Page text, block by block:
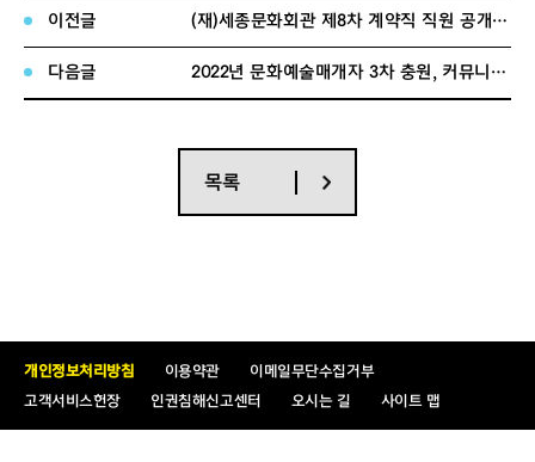
○ 역량/심층 면접 : 2022.11.17.(목) 14:00 (※ 대기시간 및 장소
개별 문자 안내)
○
평가항목 : 직무역량(30점), 필요지식 및 기술(40점), 의사
소통 및 태도(30점)
(※ 산술평균 86점 이상인 자 중 고득점자 순 예비합격자 2
니다.
이전글 (재)세종문화회관 제8차 계약직 직원 공개채용 면접전형 합격자 공고
다음글 2022년 문화예술매개자 3차 충원, 커뮤니케이션팀 최종 합격자 공고
목록
개인정보처리방침 이용약관
이메일무단수집거부
고객서비스헌장
인권침해신고센터 오시는 길 사이트 맵